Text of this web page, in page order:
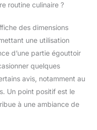
routine culinaire ?
des dimensions
une utilisation
d’une partie égouttoir
quelques
avis, notamment au
Un point positif est le
à une ambiance de